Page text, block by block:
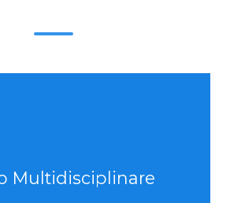
Multidisciplinare